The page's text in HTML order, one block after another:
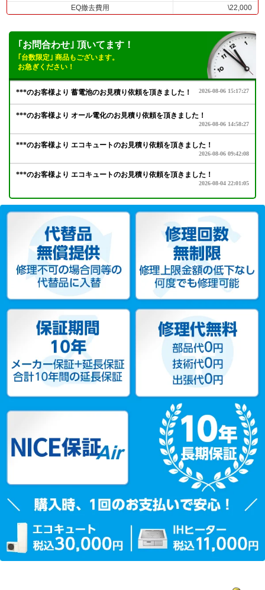
EQ撤去費用
\22,000
｢お問合わせ｣ 頂いてます！
｢台数限定｣ 商品もございます。
お急ぎください！